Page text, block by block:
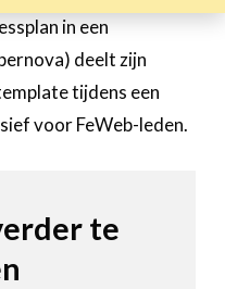
in een
deelt zijn
tijdens een
voor FeWeb-leden.
te